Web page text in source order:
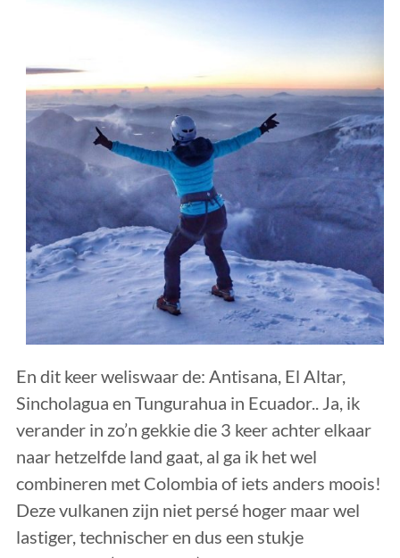
En dit keer weliswaar de: Antisana, El Altar,
Sincholagua en Tungurahua in Ecuador.. Ja, ik
verander in zo’n gekkie die 3 keer achter elkaar
naar hetzelfde land gaat, al ga ik het wel
combineren met Colombia of iets anders moois!
Deze vulkanen zijn niet persé hoger maar wel
lastiger, technischer en dus een stukje